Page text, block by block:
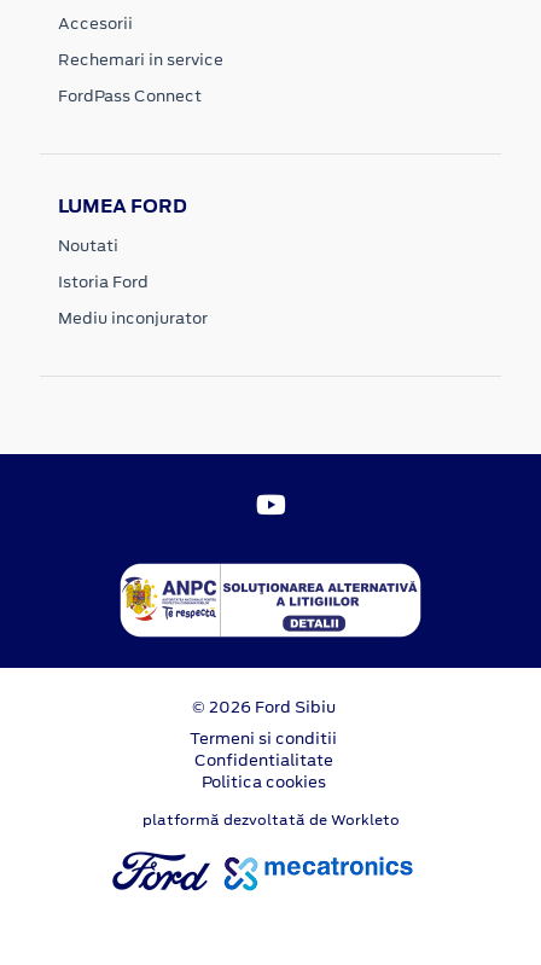
Accesorii
Rechemari in service
FordPass Connect
LUMEA FORD
Noutati
Istoria Ford
Mediu inconjurator
© 2026 Ford Sibiu
Termeni si conditii
Confidentialitate
Politica cookies
platformă dezvoltată de Workleto